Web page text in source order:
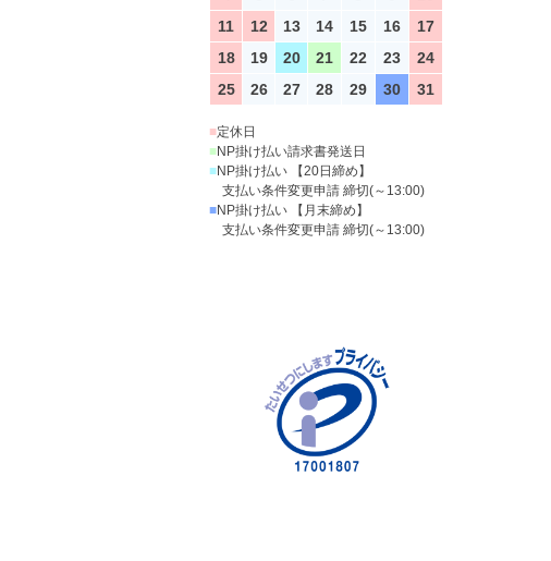
11
12 13 14 15 16
17
18
19 20 21 22 23
24
25
26 27 28 29 30 31
■定休日
■NP掛け払い請求書発送日
■NP掛け払い 【20日締め】
支払い条件変更申請 締切(～13:00)
■NP掛け払い 【月末締め】
支払い条件変更申請 締切(～13:00)